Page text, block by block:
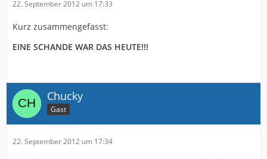
22. September 2012 um 17:33
Kurz zusammengefasst:
EINE SCHANDE WAR DAS HEUTE!!!
Chucky
Gast
22. September 2012 um 17:34